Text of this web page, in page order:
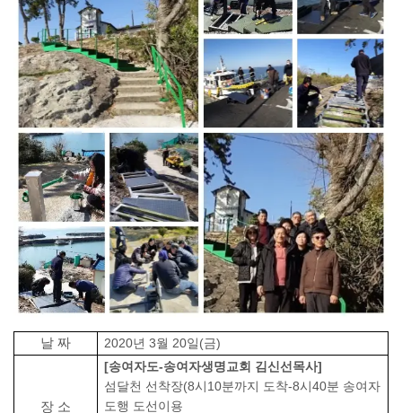
날 짜 2020년 3월 20일(금)
장 소
[송여자도-송여자생명교회 김신선목사]
섬달천 선착장(8시10분까지 도착-8시40분 송여자
도행 도선이용